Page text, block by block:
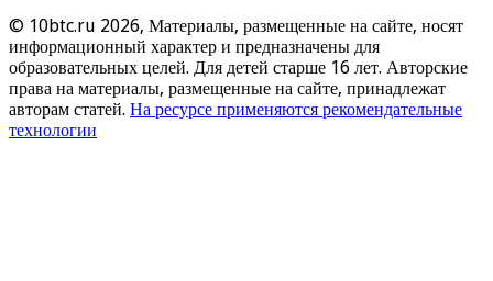
© 10btc.ru 2026, Материалы, размещенные на сайте, носят
информационный характер и предназначены для
образовательных целей. Для детей старше 16 лет. Авторские
права на материалы, размещенные на сайте, принадлежат
авторам статей. На ресурсе применяются рекомендательные
технологии